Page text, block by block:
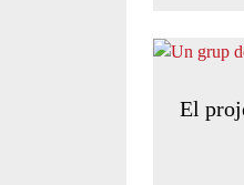
El